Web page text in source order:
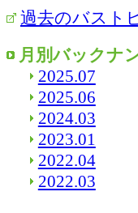
過去のバスト
月別バックナ
2025.07
2025.06
2024.03
2023.01
2022.04
2022.03